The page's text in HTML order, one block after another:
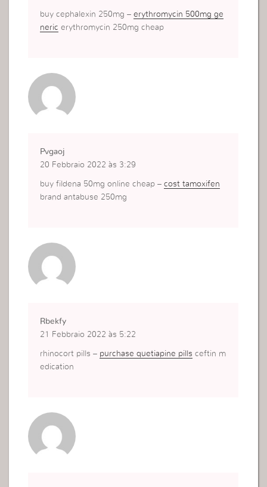
buy cephalexin 250mg –erythromycin 500mg ge
neric erythromycin 250mg cheap
Pvgaoj
20 Febbraio 2022 às 3:29
buy fildena 50mg online cheap –cost tamoxifen
brand antabuse 250mg
Rbekfy
21 Febbraio 2022 às 5:22
rhinocort pills – purchase quetiapine pills ceftin m
edication